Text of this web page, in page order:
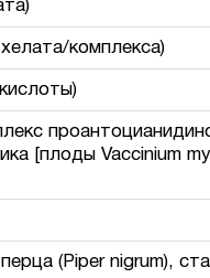
комплекса)
[плоды Vaccinium
(Piper nigrum),